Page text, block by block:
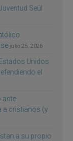
Seúl
julio 25, 2026
Unidos
el
ante
a cristianos (y
a su propio